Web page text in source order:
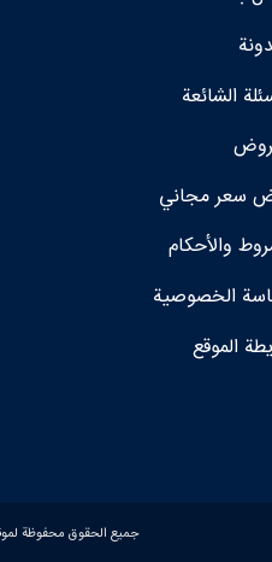
الشائعة
سعر مجاني
والأحكام
الخصوصية
الموقع
جميع الحقوق محفوظة لموقع